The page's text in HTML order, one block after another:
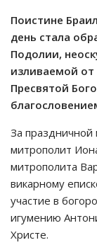
Поистине
день стала
Подолии,
изливаемой
Пресвятой
За праздничной
митрополит
митрополита
викарному
участие в
игумению
Христе.